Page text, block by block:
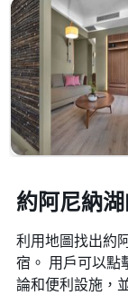
約阿尼納
利用地圖找出約
宿。 用戶可以點
論和便利設施，